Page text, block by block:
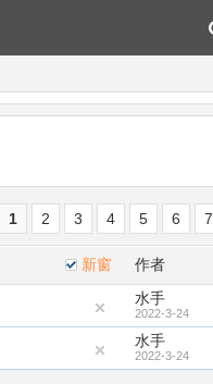
1 2 3 4 5 6 7
新窗 作者
水手
2022-3-24
水手
2022-3-24